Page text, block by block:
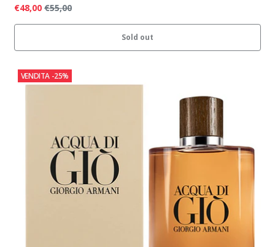
€48,00 €55,00
Sold out
VENDITA -25%